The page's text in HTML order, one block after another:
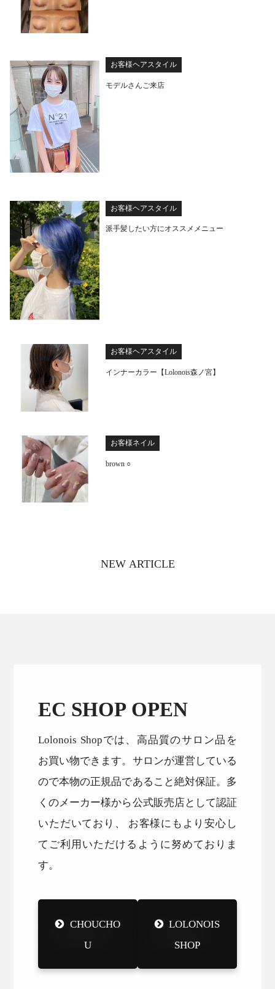
お客様ヘアスタイル
モデルさんご来店
お客様ヘアスタイル
派手髪したい方にオススメメニュー
お客様ヘアスタイル
インナーカラー【Lolonois森ノ宮】
お客様ネイル
brown ○
NEW ARTICLE
EC SHOP OPEN
Lolonois Shopでは、高品質のサロン品を
お買い物できます。サロンが運営している
ので本物の正規品であること絶対保証。多
くのメーカー様から公式販売店として認証
いただいており、 お客様にもより安心し
てご利用いただけるように努めておりま
す。
CHOUCHO
U
LOLONOIS
SHOP